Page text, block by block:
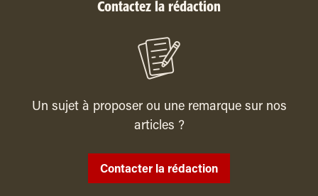
Contactez la rédaction
Un sujet à proposer ou une remarque sur nos
articles ?
Contacter la rédaction